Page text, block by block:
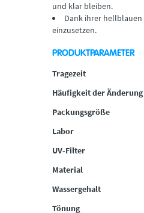
und klar bleiben.
Dank ihrer hellblauen
einzusetzen.
PRODUKTPARAMETER
Tragezeit
Häufigkeit der Änderung
Packungsgröße
Labor
UV-Filter
Material
Wassergehalt
Tönung